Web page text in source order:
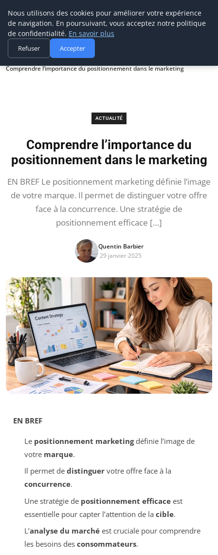
Prospection Pro
Accueil
Actualité
Comprendre l’importance du positionnement dans le marketing
ACTUALITÉ
Comprendre l’importance du
positionnement dans le marketing
EN BREF Le positionnement marketing définie l’image
de votre marque. Il permet de distinguer votre offre
face à la concurrence. Une stratégie de
positionnement efficace […]
Quentin Barbier
29 janvier 2025
EN BREF
Le positionnement marketingdéfinie l’image de
votre marque.
Il permet de distinguervotre offre face à la
concurrence.
Une stratégie de positionnement efficaceest
essentielle pour capter l’attention de la cible.
L’analyse du marchéest cruciale pour comprendre
les besoins des consommateurs.
Nous utilisons des cookies pour améliorer votre expérience
de navigation. En poursuivant, vous acceptez notre politique
de confidentialité. En savoir plus
Refuser Accepter